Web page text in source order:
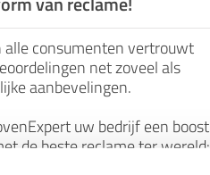
alle consumenten vertrouwt
net zoveel als
aanbevelingen.
uw bedrijf een boost
de beste reclame ter wereld: